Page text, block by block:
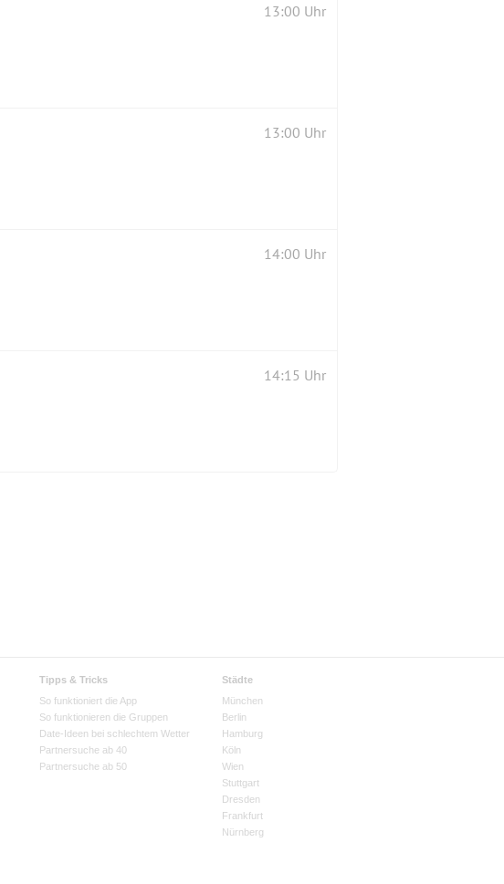
13:00 Uhr
13:00 Uhr
14:00 Uhr
14:15 Uhr
Tipps & Tricks
So funktioniert die App
So funktionieren die Gruppen
Date-Ideen bei schlechtem Wetter
Partnersuche ab 40
Partnersuche ab 50
Städte
München
Berlin
Hamburg
Köln
Wien
Stuttgart
Dresden
Frankfurt
Nürnberg